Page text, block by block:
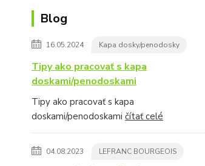
Blog
16.05.2024 Kapa dosky/penodosky
Tipy ako pracovať s kapa
doskami/penodoskami
Tipy ako pracovať s kapa
doskami/penodoskami čítať celé
04.08.2023 LEFRANC BOURGEOIS